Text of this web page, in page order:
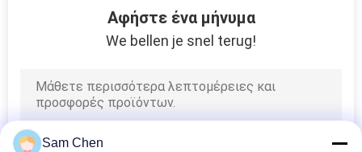
Αφήστε ένα μήνυμα
We bellen je snel terug!
Sam Chen